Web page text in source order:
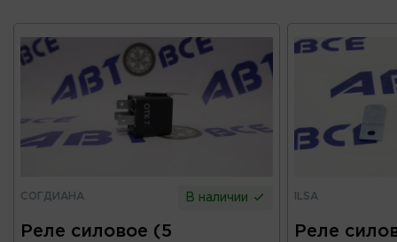
СОГДИАНА В наличии
Реле силовое (5
ILSA
Реле